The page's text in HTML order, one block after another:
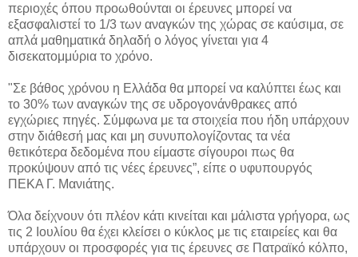
περιοχές όπου προωθούνται οι έρευνες μπορεί να
εξασφαλιστεί το 1/3 των αναγκών της χώρας σε καύσιμα, σε
απλά μαθηματικά δηλαδή ο λόγος γίνεται για 4
δισεκατομμύρια το χρόνο.
"Σε βάθος χρόνου η Ελλάδα θα μπορεί να καλύπτει έως και
το 30% των αναγκών της σε υδρογονάνθρακες από
εγχώριες πηγές. Σύμφωνα με τα στοιχεία που ήδη υπάρχουν
στην διάθεσή μας και μη συνυπολογίζοντας τα νέα
θετικότερα δεδομένα που είμαστε σίγουροι πως θα
προκύψουν από τις νέες έρευνες”, είπε ο υφυπουργός
ΠΕΚΑ Γ. Μανιάτης.
Όλα δείχνουν ότι πλέον κάτι κινείται και μάλιστα γρήγορα, ως
τις 2 Ιουλίου θα έχει κλείσει ο κύκλος με τις εταιρείες και θα
υπάρχουν οι προσφορές για τις έρευνες σε Πατραϊκό κόλπο,